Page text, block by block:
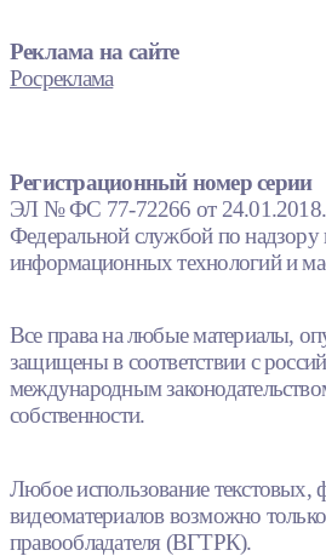
Реклама на сайте
Росреклама
Регистрационный номер серии
ЭЛ № ФС 77-72266 от 24.01.2018.
Федеральной службой по надзору
информационных технологий и
Все права на любые материалы,
защищены в соответствии с
международным
собственности.
Любое использование текстовых,
видеоматериалов возможно только
правообладателя (ВГТРК).